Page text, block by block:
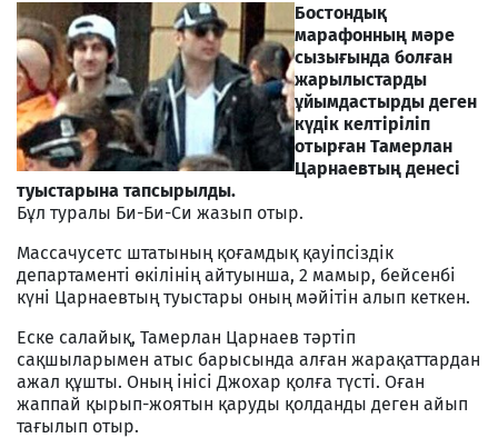
Бостондық
марафонның мәре
сызығында болған
жарылыстарды
ұйымдастырды деген
күдік келтіріліп
отырған Тамерлан
Царнаевтың денесі
туыстарына тапсырылды.
Бұл туралы Би-Би-Си жазып отыр.
Массачусетс штатының қоғамдық қауіпсіздік
департаменті өкілінің айтуынша, 2 мамыр, бейсенбі
күні Царнаевтың туыстары оның мәйітін алып кеткен.
Еске салайық, Тамерлан Царнаев тәртіп
сақшыларымен атыс барысында алған жарақаттардан
ажал құшты. Оның інісі Джохар қолға түсті. Оған
жаппай қырып-жоятын қаруды қолданды деген айып
тағылып отыр.